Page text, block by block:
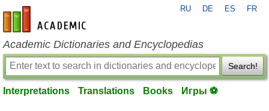
en-academic.com
RU DE ES FR
Academic Dictionaries and Encyclopedias
Search!
Interpretations Translations Books Игры ⚽